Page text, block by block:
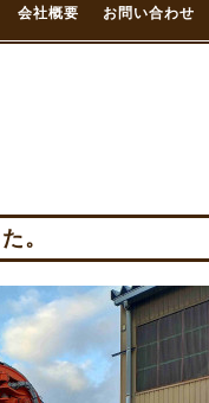
会社概要 お問い合わせ
。